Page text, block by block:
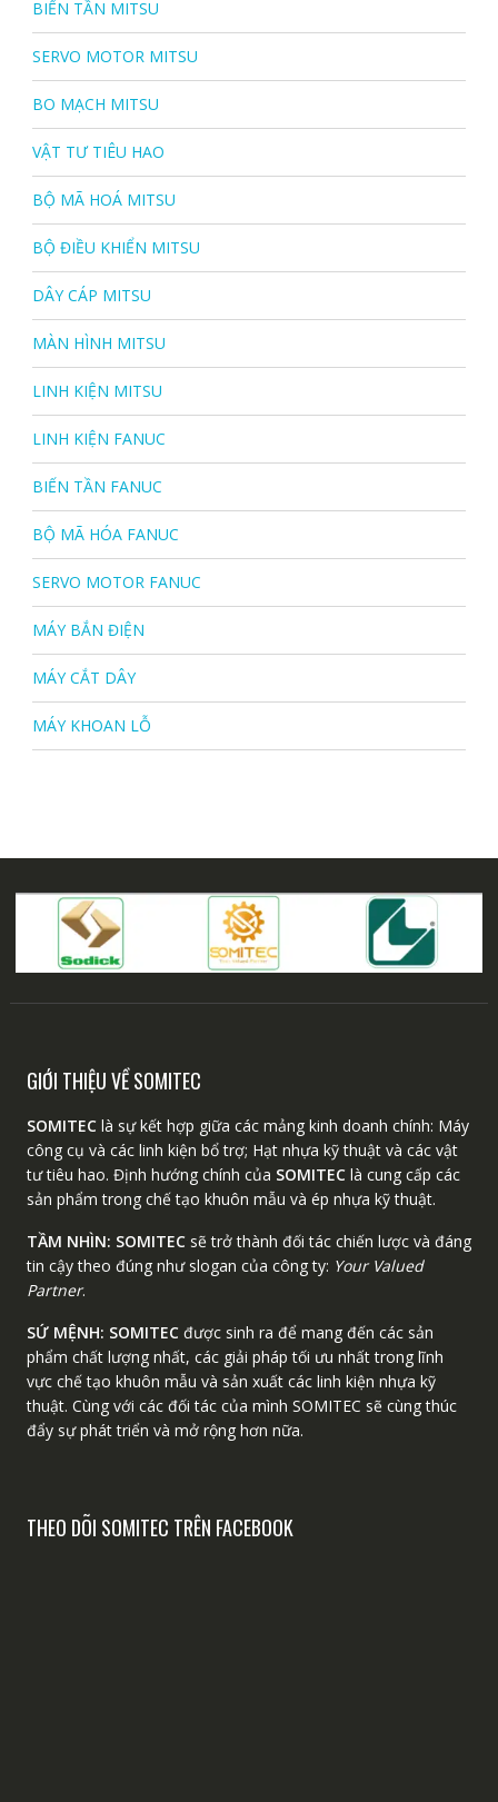
BIẾN TẦN MITSU
SERVO MOTOR MITSU
BO MẠCH MITSU
VẬT TƯ TIÊU HAO
BỘ MÃ HOÁ MITSU
BỘ ĐIỀU KHIỂN MITSU
DÂY CÁP MITSU
MÀN HÌNH MITSU
LINH KIỆN MITSU
LINH KIỆN FANUC
BIẾN TẦN FANUC
BỘ MÃ HÓA FANUC
SERVO MOTOR FANUC
MÁY BẮN ĐIỆN
MÁY CẮT DÂY
MÁY KHOAN LỖ
GIỚI THIỆU VỀ SOMITEC
SOMITEClà sự kết hợp giữa các mảng kinh doanh chính: Máy
công cụ và các linh kiện bổ trợ; Hạt nhựa kỹ thuật và các vật
tư tiêu hao. Định hướng chính của SOMITEClà cung cấp các
sản phẩm trong chế tạo khuôn mẫu và ép nhựa kỹ thuật.
TẦM NHÌN: SOMITECsẽ trở thành đối tác chiến lược và đáng
tin cậy theo đúng như slogan của công ty: Your Valued
Partner.
SỨ MỆNH: SOMITECđược sinh ra để mang đến các sản
phẩm chất lượng nhất, các giải pháp tối ưu nhất trong lĩnh
vực chế tạo khuôn mẫu và sản xuất các linh kiện nhựa kỹ
thuật. Cùng với các đối tác của mình SOMITEC sẽ cùng thúc
đẩy sự phát triển và mở rộng hơn nữa.
THEO DÕI SOMITEC TRÊN FACEBOOK